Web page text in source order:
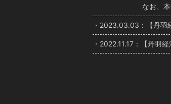
なお、本件に関し
・2023.03.03：【丹
・2022.11.17：【丹羽